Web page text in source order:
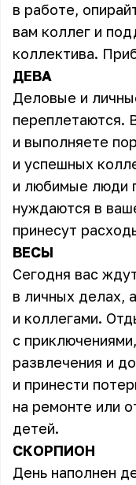
в работе,
вам коллег и
коллектива.
ДЕВА
Деловые и
переплетаются.
и выполняете
и успешных
и любимые люди
нуждаются в
принесут
ВЕСЫ
Сегодня вас
в личных делах,
и коллегами.
с
развлечения и
и принести
на ремонте или
детей.
СКОРПИОН
День наполнен